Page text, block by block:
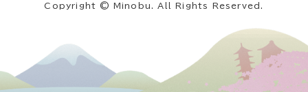
Copyright © Minobu. All Rights Reserved.